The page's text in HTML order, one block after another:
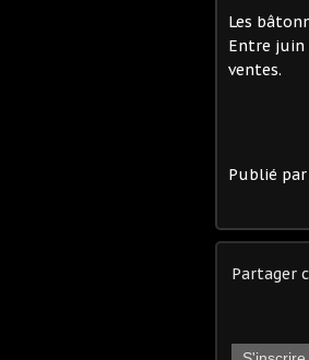
Les
Entre juin
ventes.
Publié
Partager